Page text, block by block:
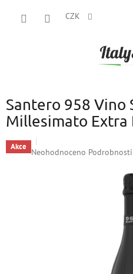
CZK
Santero 958 Vino
Millesimato Extra
Akce Průměrné
Neohodnoceno